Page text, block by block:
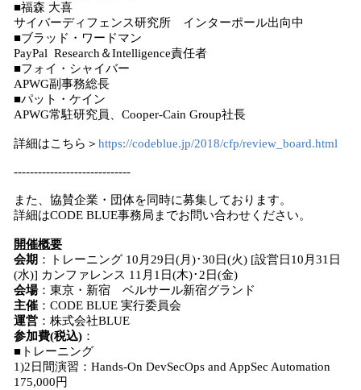
■福森 大喜
サイバーディフェンス研究所 インターポール出向中
■ブラッド・ワードマン
PayPal Research＆Intelligence責任者
■フォイ・シャイバー
APWG副事務総長
■パット・ケイン
APWG常駐研究員、Cooper-Cain Group社長
詳細はこちら＞ https://codeblue.jp/2018/cfp/review_board.html
-----------------------------
また、協賛企業・団体を同時に募集しております。
詳細はCODE BLUE事務局までお問い合わせください。
開催概要
会期 ：トレーニング 10月29日(月)･30日(火) [設営日10月31日
(水)] カンファレンス 11月1日(木)･2日(金)
会場：東京・新宿 ベルサール新宿グランド
主催 ：CODE BLUE 実行委員会
運営 ：株式会社BLUE
参加費(税込) ：
■トレーニング
1)2日間演習：Hands-On DevSecOps and AppSec Automation
175,000円